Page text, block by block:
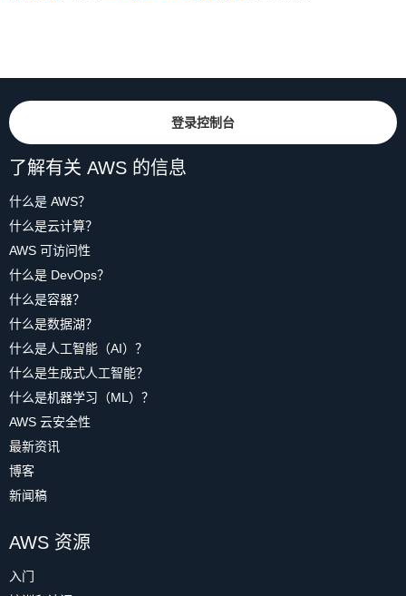
登录控制台
了解有关 AWS 的信息
什么是 AWS？
什么是云计算？
AWS 可访问性
什么是 DevOps？
什么是容器？
什么是数据湖？
什么是人工智能（AI）？
什么是生成式人工智能？
什么是机器学习（ML）？
AWS 云安全性
最新资讯
博客
新闻稿
AWS 资源
入门